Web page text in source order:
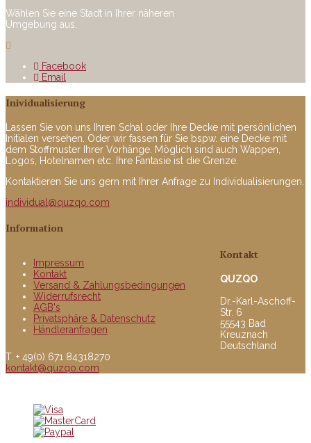
Wählen Sie eine Stadt in Ihrer näheren
Umgebung aus.
Facebook
Email
Inividualisierung
Lassen Sie von uns Ihren Schal oder Ihre Decke mit persönlichen
Initialen versehen. Oder wir fassen für Sie bspw. eine Decke mit
dem Stoffmuster Ihrer Vorhänge. Möglich sind auch Wappen,
Logos, Hotelnamen etc. Ihre Fantasie ist die Grenze.
Kontaktieren Sie uns gern mit Ihrer Anfrage zu Individualisierungen.
individual@quzqo.com
Information
Impressum
Kontakt
Versand & Zahlungsbedingungen
Widerrufsrecht
AGB's
Privatsphäre & Datenschutz
Händleranfragen
Kontakt
QUZQO
Dr.-Karl-Aschoff-
Str. 6
55543 Bad
Kreuznach
Deutschland
T. + 49(0) 671 84318270
kontakt@quzqo.com